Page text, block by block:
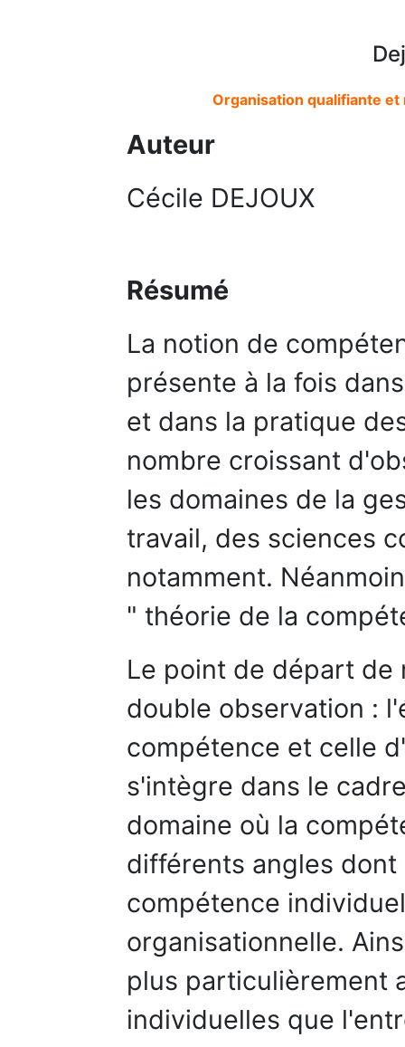
Organisation qualifiante
Auteur
Cécile DEJOUX
Résumé
La notion de
présente à la fois
et dans la pratique
nombre croissant
les domaines de la
travail, des sciences
notamment.
" théorie de la
Le point de départ
double observation :
compétence et celle
s'intègre dans le
domaine où la
différents angles
compétence
organisationnelle.
plus particulièrement
individuelles que